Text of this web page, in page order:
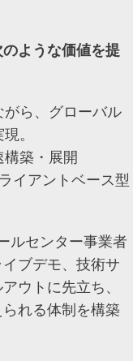
ような価値を提
ら、グローバル
。
築・展開
イアントベース型
ルセンター事業者
ブデモ、技術サ
ウトに先立ち、
れる体制を構築